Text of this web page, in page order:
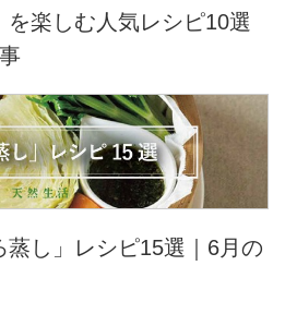
楽しむ人気レシピ10選
し」レシピ15選｜6月の